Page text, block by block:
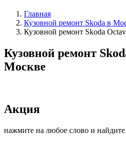
Главная
Кузовной ремонт Skoda в
Кузовной ремонт Skoda
Кузовной ремонт
Москве
Акция
нажмите на любое слово и